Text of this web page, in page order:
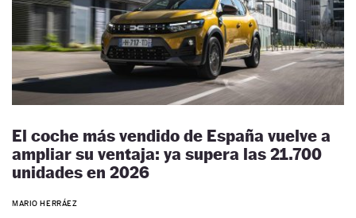
El coche más vendido de España vuelve a
ampliar su ventaja: ya supera las 21.700
unidades en 2026
MARIO HERRÁEZ